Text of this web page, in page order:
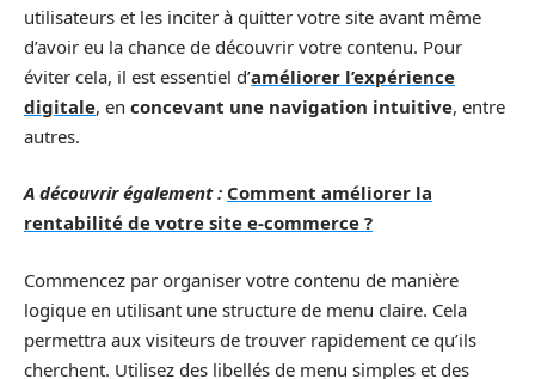
utilisateurs et les inciter à quitter votre site avant même
d’avoir eu la chance de découvrir votre contenu. Pour
éviter cela, il est essentiel d’améliorer l’expérience
digitale, en concevant une navigation intuitive, entre
autres.
A découvrir également : Comment améliorer la
rentabilité de votre site e-commerce ?
Commencez par organiser votre contenu de manière
logique en utilisant une structure de menu claire. Cela
permettra aux visiteurs de trouver rapidement ce qu’ils
cherchent. Utilisez des libellés de menu simples et des